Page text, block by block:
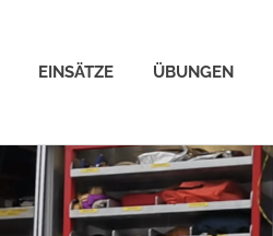
EINSÄTZE ÜBUNGEN